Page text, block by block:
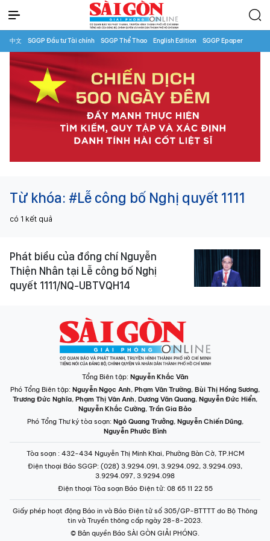
中文 SGGP Đầu tư Tài chính SGGP Thể Thao English Edition SGGP Epaper
Từ khóa: #Lễ công bố Nghị quyết 1111
có 1 kết quả
Phát biểu của đồng chí Nguyễn
Thiện Nhân tại Lễ công bố Nghị
quyết 1111/NQ-UBTVQH14
Tổng Biên tập: Nguyễn Khắc Văn
Phó Tổng Biên tập: Nguyễn Ngọc Anh, Phạm Văn Trường, Bùi Thị Hồng Sương,
Trương Đức Nghĩa, Phạm Thị Vân Anh, Dương Văn Quang, Nguyễn Đức Hiển,
Nguyễn Khắc Cường, Trần Gia Bảo
Phó Tổng Thư ký tòa soạn: Ngô Quang Trưởng, Nguyễn Chiến Dũng,
Nguyễn Phước Bình
Tòa soạn : 432-434 Nguyễn Thị Minh Khai, Phường Bàn Cờ, TP.HCM
Điện thoại Báo SGGP: (028) 3.9294.091, 3.9294.092, 3.9294.093,
3.9294.097, 3.9294.098
Điện thoại Tòa soạn Báo Điện tử: 08 65 11 22 55
Giấy phép hoạt động Báo in và Báo Điện tử số 305/GP-BTTTT do Bộ Thông
tin và Truyền thông cấp ngày 28-8-2023.
© Bản quyền Báo SÀI GÒN GIẢI PHÓNG.